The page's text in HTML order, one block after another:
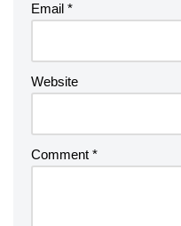
Email *
Website
Comment *